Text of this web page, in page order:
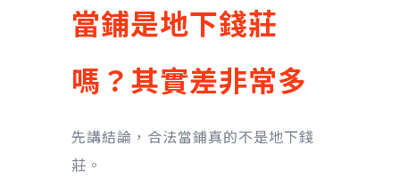
當鋪是地下錢莊
嗎？其實差非常多
先講結論，合法當鋪真的不是地下錢
莊。